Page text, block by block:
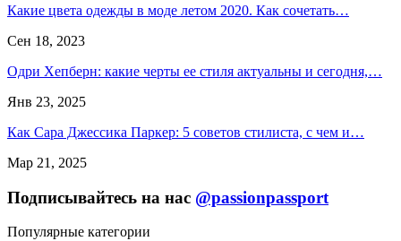
Какие цвета одежды в моде летом 2020. Как сочетать…
Сен 18, 2023
Одри Хепберн: какие черты ее стиля актуальны и сегодня,…
Янв 23, 2025
Как Сара Джессика Паркер: 5 советов стилиста, с чем и…
Мар 21, 2025
Подписывайтесь на нас @passionpassport
Популярные категории